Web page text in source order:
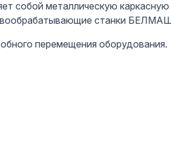
собой металлическую
станки
перемещения оборудования.